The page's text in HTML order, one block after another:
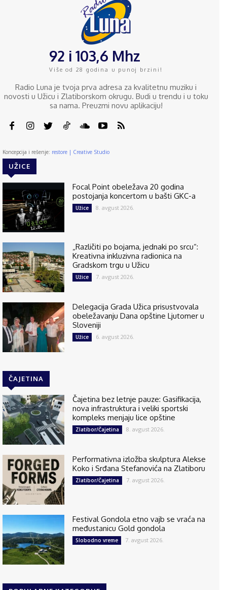
92 i 103,6 Mhz
Više od 28 godina u punoj brzini!
Radio Luna je tvoja prva adresa za kvalitetnu muziku i
novosti u Užicu i Zlatiborskom okrugu. Budi u trendu i u toku
sa nama. Preuzmi novu aplikaciju!
Koncepcija i rešenje: restore | Creative Studio
UŽICE
Focal Point obeležava 20 godina
postojanja koncertom u bašti GKC-a
Užice 8. avgust 2026.
„Različiti po bojama, jednaki po srcu“:
Kreativna inkluzivna radionica na
Gradskom trgu u Užicu
Užice 7. avgust 2026.
Delegacija Grada Užica prisustvovala
obeležavanju Dana opštine Ljutomer u
Sloveniji
Užice 6. avgust 2026.
ČAJETINA
Čajetina bez letnje pauze: Gasifikacija,
nova infrastruktura i veliki sportski
kompleks menjaju lice opštine
Zlatibor/Čajetina 8. avgust 2026.
Performativna izložba skulptura Alekse
Koko i Srđana Stefanovića na Zlatiboru
Zlatibor/Čajetina 7. avgust 2026.
Festival Gondola etno vajb se vraća na
međustanicu Gold gondola
Slobodno vreme 7. avgust 2026.